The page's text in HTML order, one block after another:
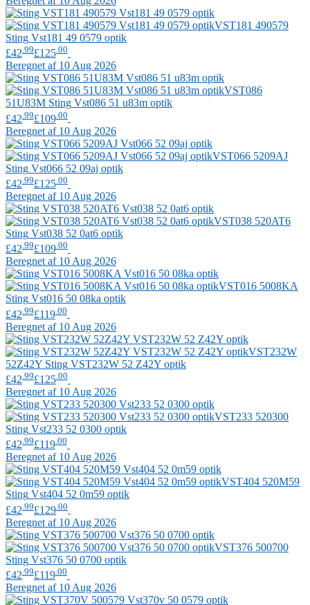
VST181 490579
Sting Vst181 49 0579 optik
£42.99£125.00
Beregnet af 10 Aug 2026
VST086
51U83M Sting Vst086 51 u83m optik
£42 .99£109 .00
Beregnet af 10 Aug 2026
VST066 5209AJ
Sting Vst066 52 09aj optik
£42 .99£125 .00
Beregnet af 10 Aug 2026
VST038 520AT6
Sting Vst038 52 0at6 optik
£42 .99£109 .00
Beregnet af 10 Aug 2026
VST016 5008KA
Sting Vst016 50 08ka optik
£42 .99£119 .00
Beregnet af 10 Aug 2026
VST232W
52Z42Y Sting VST232W 52 Z42Y optik
£42 .99£125 .00
Beregnet af 10 Aug 2026
VST233 520300
Sting Vst233 52 0300 optik
£42 .99£119 .00
Beregnet af 10 Aug 2026
VST404 520M59
Sting Vst404 52 0m59 optik
£42 .99£129 .00
Beregnet af 10 Aug 2026
VST376 500700
Sting Vst376 50 0700 optik
£42 .99£119 .00
Beregnet af 10 Aug 2026